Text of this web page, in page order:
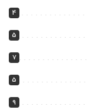
4
5
7
5
9